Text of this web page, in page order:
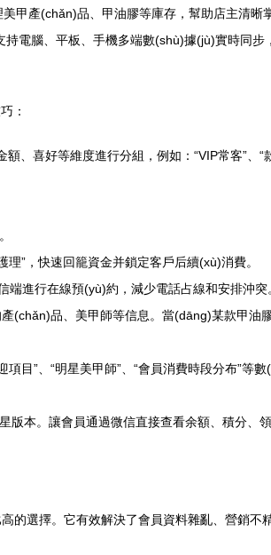
甲產(chǎn)品、甲油膠等庫存，幫助店主清晰
電腦、平板、手機多端數(shù)據(jù)實時同步
：
、喜好等維度進行分組，例如：“VIP常客”、
”，快速回籠資金并鎖定客戶后續(xù)消費。
進行在線預(yù)約，減少電話占線和安排沖
(chǎn)品、美甲師等信息。當(dāng)某款甲
項目”、“明星美甲師”、“會員消費時段分布”
版本。讓會員通過微信直接查看余額、積分
的選擇。它有效解決了會員資料雜亂、營銷不